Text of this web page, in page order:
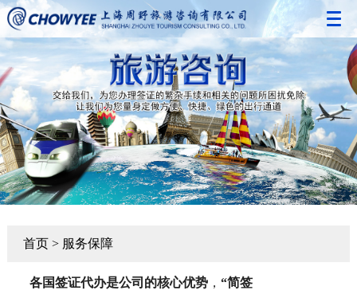
网站首页
全球通签证
签证咨询
定制旅游
境外保险
首页 > 服务保障
各国签证代办是公司的核心优势， “简签